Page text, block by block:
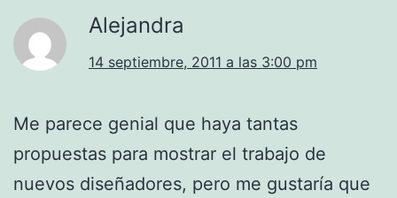
Alejandra
14 septiembre, 2011 a las 3:00 pm
Me parece genial que haya tantas
propuestas para mostrar el trabajo de
nuevos diseñadores, pero me gustaría que